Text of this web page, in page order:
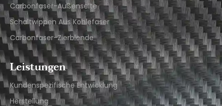
Carbonfaser-Außenseite
Schaltwippen Aus Kohlefaser
Carbonfaser-Zierblende
Leistungen
Kundenspezifische Entwicklung
Herstellung